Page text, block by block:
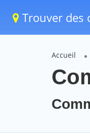
Trouver des
Accueil